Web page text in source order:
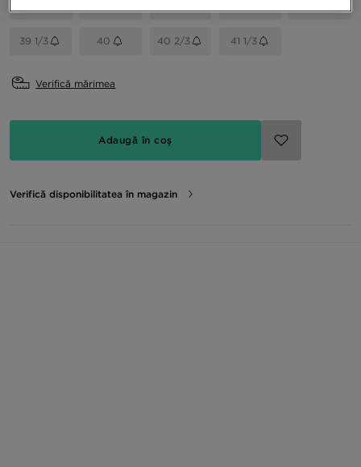
39 1/3 40 40 2/3 41 1/3
Verifică mărimea
Adaugă în coș
Verifică disponibilitatea în magazin